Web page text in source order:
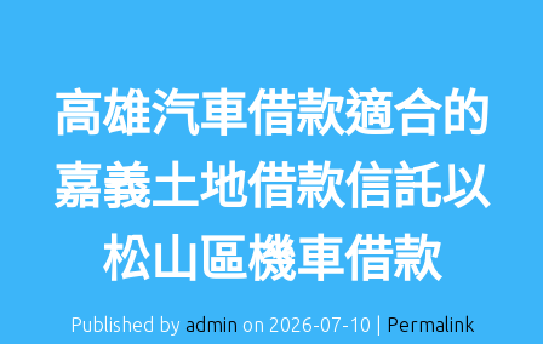
高雄汽車借款適合的
嘉義土地借款信託以
松山區機車借款
Published by admin on 2026-07-10 Permalink